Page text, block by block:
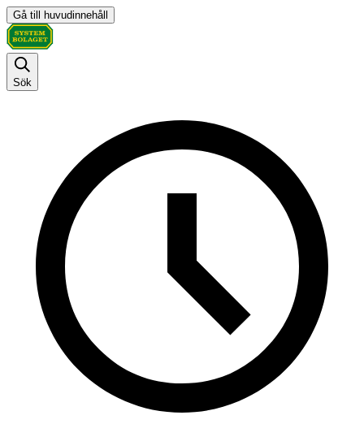
Gå till huvudinnehåll
Sök